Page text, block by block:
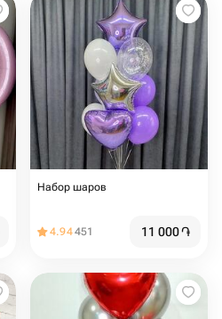
Набор шаров
4.94451 11 000֏